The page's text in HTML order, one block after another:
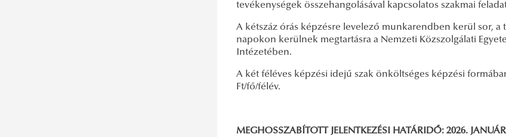
tevékenységek összehangolásával kapcsolatos szakmai
A kétszáz órás képzésre levelező munkarendben kerül sor,
napokon kerülnek megtartásra a Nemzeti Közszolgálati
Intézetében.
A két féléves képzési idejű szak önköltséges képzési
Ft/fő/félév.
MEGHOSSZABÍTOTT JELENTKEZÉSI HATÁRIDŐ: 2026.